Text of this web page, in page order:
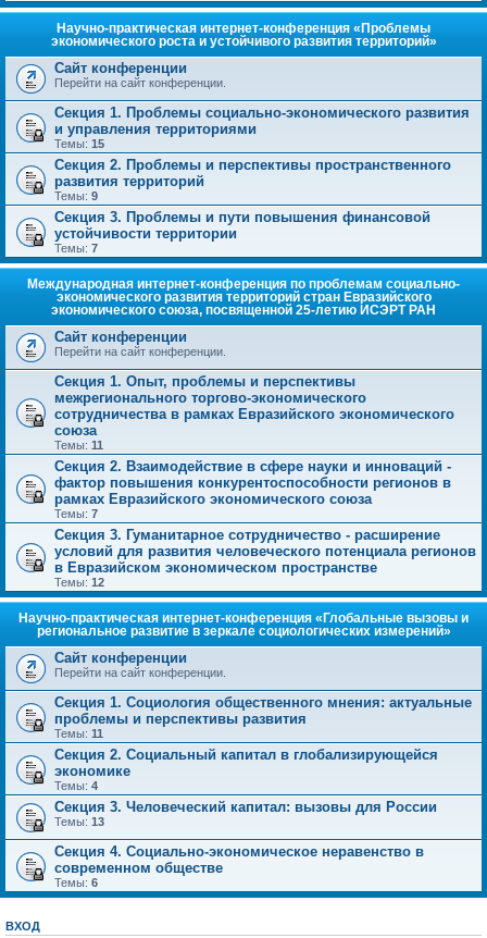
Научно-практическая интернет-конференция «Проблемы
экономического роста и устойчивого развития территорий»
Сайт конференции
Перейти на сайт конференции.
Секция 1. Проблемы социально-экономического развития
и управления территориями
Темы: 15
Секция 2. Проблемы и перспективы пространственного
развития территорий
Темы: 9
Секция 3. Проблемы и пути повышения финансовой
устойчивости территории
Темы: 7
Международная интернет-конференция по проблемам социально-
экономического развития территорий стран Евразийского
экономического союза, посвященной 25-летию ИСЭРТ РАН
Сайт конференции
Перейти на сайт конференции.
Секция 1. Опыт, проблемы и перспективы
межрегионального торгово-экономического
сотрудничества в рамках Евразийского экономического
союза
Темы: 11
Секция 2. Взаимодействие в сфере науки и инноваций -
фактор повышения конкурентоспособности регионов в
рамках Евразийского экономического союза
Темы: 7
Секция 3. Гуманитарное сотрудничество - расширение
условий для развития человеческого потенциала регионов
в Евразийском экономическом пространстве
Темы: 12
Научно-практическая интернет-конференция «Глобальные вызовы и
региональное развитие в зеркале социологических измерений»
Сайт конференции
Перейти на сайт конференции.
Секция 1. Социология общественного мнения: актуальные
проблемы и перспективы развития
Темы: 11
Секция 2. Социальный капитал в глобализирующейся
экономике
Темы: 4
Секция 3. Человеческий капитал: вызовы для России
Темы: 13
Секция 4. Социально-экономическое неравенство в
современном обществе
Темы: 6
ВХОД